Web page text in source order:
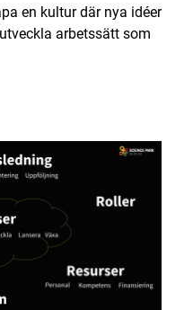
en kultur där nya idéer
arbetssätt som